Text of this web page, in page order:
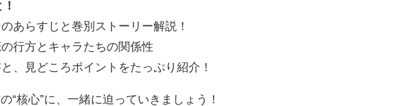
あらすじと巻別ストーリー解説！
行方とキャラたちの関係性
、見どころポイントをたっぷり紹介！
“核心”に、一緒に迫っていきましょう！